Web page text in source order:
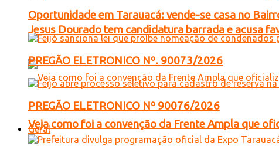
Jesus Dourado tem candidatura barrada e acusa
Veja como foi a convenção da Frente Ampla que
Oportunidade em Tarauacá: vende-se casa no
PREGÃO ELETRONICO Nº. 90073/2026
PREGÃO ELETRONICO Nº 90076/2026
Geral